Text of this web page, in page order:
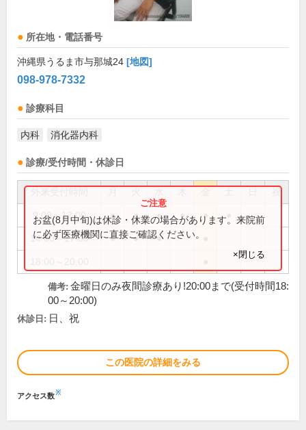
所在地・電話番号
沖縄県うるま市与那城24 [地図]
098-978-7332
診療科目
内科 消化器内科
診療/受付時間・休診日
祝
9:00～12:00 ● ● ● ● ●
14:00～17:00 ● ● ●
お盆(8月中旬)は休診・休業の場合があります。来院前
に必ず医療機関に直接ご確認ください。
×閉じる
備考: 金曜日のみ夜間診療あり!20:00まで(受付時間18:
00～20:00)
休診日: 日、祝
この医院の詳細をみる
アクセス数※